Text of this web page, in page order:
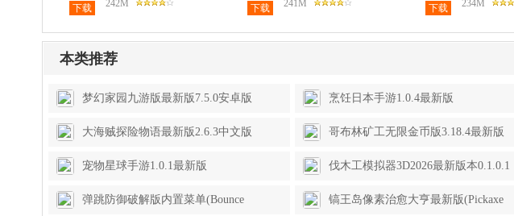
下载 242M 下载 241M 下载 234M
本类推荐
梦幻家园九游版最新版7.5.0安卓版 烹饪日本手游1.0.4最新版
大海贼探险物语最新版2.6.3中文版 哥布林矿工无限金币版3.18.4最新版
宠物星球手游1.0.1最新版 伐木工模拟器3D2026最新版本0.1.0.1
安卓版
弹跳防御破解版内置菜单(Bounce 镐王岛像素治愈大亨最新版(Pickaxe